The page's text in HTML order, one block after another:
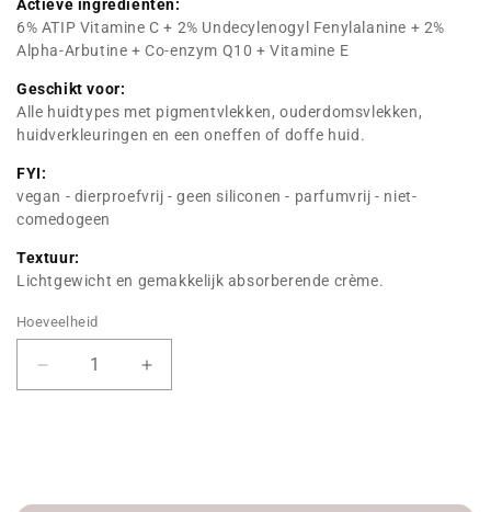
Actieve ingrediënten:
6% ATIP Vitamine C + 2% Undecylenogyl Fenylalanine + 2%
Alpha-Arbutine + Co-enzym Q10 + Vitamine E
Geschikt voor:
Alle huidtypes met pigmentvlekken, ouderdomsvlekken,
huidverkleuringen en een oneffen of doffe huid.
FYI:
vegan - dierproefvrij - geen siliconen - parfumvrij - niet-
comedogeen
Textuur:
Lichtgewicht en gemakkelijk absorberende crème.
Hoeveelheid
Verminder
hoeveelheid
Verhoog
de